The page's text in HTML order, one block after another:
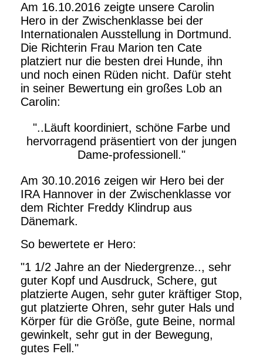
Am 16.10.2016 zeigte unsere Carolin
Hero in der Zwischenklasse bei der
Internationalen Ausstellung in Dortmund.
Die Richterin Frau Marion ten Cate
platziert nur die besten drei Hunde, ihn
und noch einen Rüden nicht. Dafür steht
in seiner Bewertung ein großes Lob an
Carolin:
"..Läuft koordiniert, schöne Farbe und
hervorragend präsentiert von der jungen
Dame-professionell."
Am 30.10.2016 zeigen wir Hero bei der
IRA Hannover in der Zwischenklasse vor
dem Richter Freddy Klindrup aus
Dänemark.
So bewertete er Hero:
"1 1/2 Jahre an der Niedergrenze.., sehr
guter Kopf und Ausdruck, Schere, gut
platzierte Augen, sehr guter kräftiger Stop,
gut platzierte Ohren, sehr guter Hals und
Körper für die Größe, gute Beine, normal
gewinkelt, sehr gut in der Bewegung,
gutes Fell."